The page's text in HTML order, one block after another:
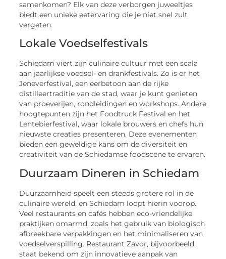
samenkomen? Elk van deze verborgen juweeltjes
biedt een unieke eetervaring die je niet snel zult
vergeten.
Lokale Voedselfestivals
Schiedam viert zijn culinaire cultuur met een scala
aan jaarlijkse voedsel- en drankfestivals. Zo is er het
Jeneverfestival, een eerbetoon aan de rijke
distilleertraditie van de stad, waar je kunt genieten
van proeverijen, rondleidingen en workshops. Andere
hoogtepunten zijn het Foodtruck Festival en het
Lentebierfestival, waar lokale brouwers en chefs hun
nieuwste creaties presenteren. Deze evenementen
bieden een geweldige kans om de diversiteit en
creativiteit van de Schiedamse foodscene te ervaren.
Duurzaam Dineren in Schiedam
Duurzaamheid speelt een steeds grotere rol in de
culinaire wereld, en Schiedam loopt hierin voorop.
Veel restaurants en cafés hebben eco-vriendelijke
praktijken omarmd, zoals het gebruik van biologisch
afbreekbare verpakkingen en het minimaliseren van
voedselverspilling. Restaurant Zavor, bijvoorbeeld,
staat bekend om zijn innovatieve aanpak van